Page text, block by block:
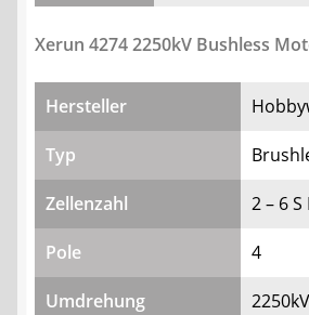
Xerun 4274 2250kV Bushless
Hersteller
Typ
Zellenzahl 2 – 6 S
Pole 4
Umdrehung 2250kV